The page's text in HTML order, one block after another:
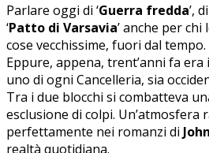
Parlare oggi di ‘Guerra fredda’,
‘Patto di Varsavia’ anche per
cose vecchissime, fuori dal tempo.
Eppure, appena, trent’anni fa
uno di ogni Cancelleria, sia
Tra i due blocchi si combatteva
esclusione di colpi. Un’atmosfera
perfettamente nei romanzi di
realtà quotidiana.